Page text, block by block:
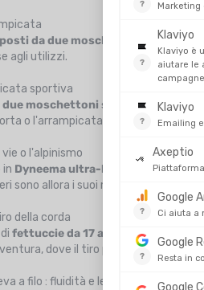
da due moschettonicollegati
agli utilizzi.
sportiva
due moschettoni solidi, una
o l'arrampicata sportiva
vie o l'alpinismo
in Dyneema ultra-light
, questi rinvii
sono allora i suoi migliori alleati.
della corda
fettuccie da 17 a 25 cm, talvolta
dove il tiro può rapidamente
a filo : fluidità e leggerezza